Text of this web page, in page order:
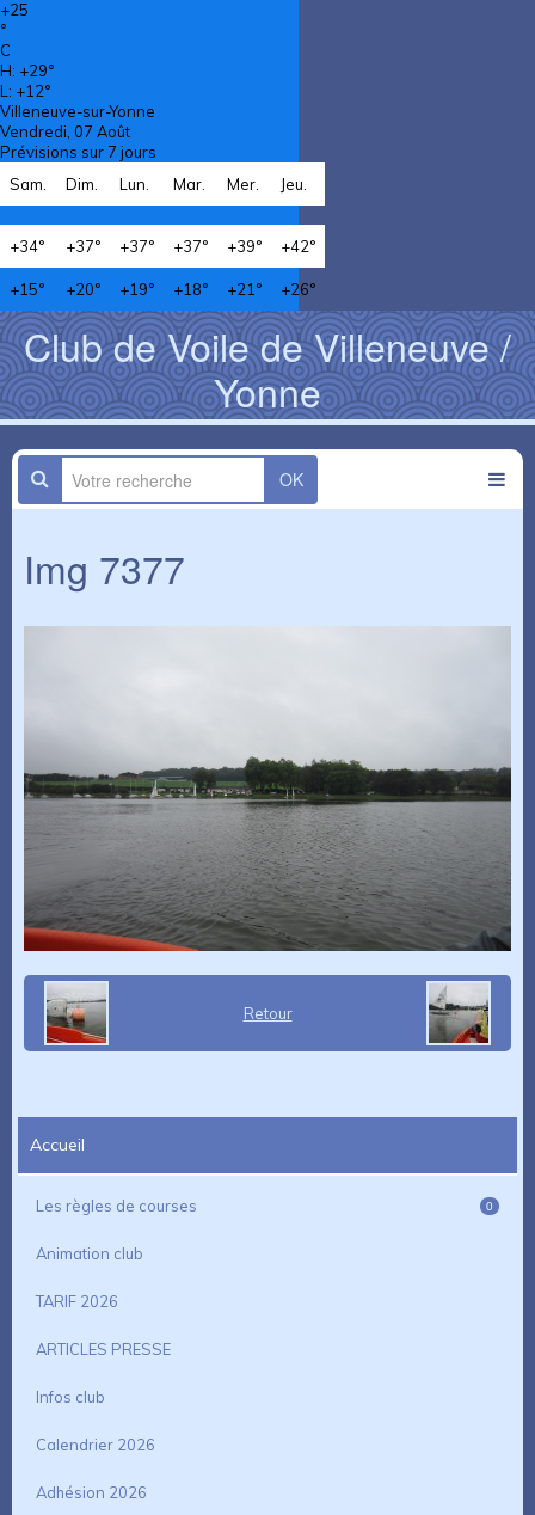
+25
°
C
H: +29°
L: +12°
Villeneuve-sur-Yonne
Vendredi, 07 Août
Prévisions sur 7 jours
Sam.
Dim. Lun. Mar. Mer. Jeu.
+34° +37° +37° +37° +39° +42°
+15° +20° +19° +18° +21° +26°
Club de Voile de Villeneuve /
Yonne
OK
Img 7377
Retour
Accueil
Les règles de courses 0
Animation club
TARIF 2026
ARTICLES PRESSE
Infos club
Calendrier 2026
Adhésion 2026